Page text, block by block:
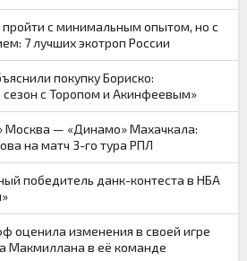
с минимальным опытом, но с
7 лучших экотроп России
покупку Бориско:
сезон с Торопом и Акинфеевым»
Москва — «Динамо» Махачкала:
на матч 3-го тура РПЛ
победитель данк-контеста в НБА
оценила изменения в своей игре
Макмиллана в её команде